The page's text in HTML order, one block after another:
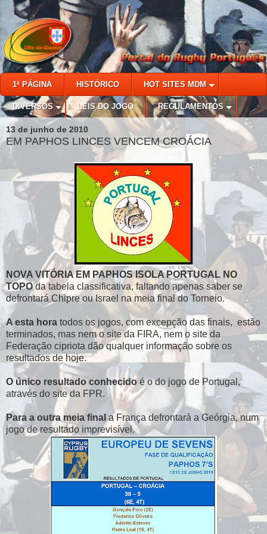
1ª PÁGINA HISTÓRICO HOT SITES MDM
DIVERSOS LEIS DO JOGO REGULAMENTOS
13 de junho de 2010
EM PAPHOS LINCES VENCEM CROÁCIA
NOVA VITÓRIA EM PAPHOS ISOLA PORTUGAL NO
TOPOda tabela classificativa, faltando apenas saber se
defrontará Chipre ou Israel na meia final do Torneio.
A esta hora todos os jogos, com excepção das finais, estão
terminados, mas nem o site da FIRA, nem o site da
Federação cipriota dão qualquer informação sobre os
resultados de hoje.
O único resultado conhecido é o do jogo de Portugal,
através do site da FPR.
Para a outra meia final a França defrontará a Geórgia, num
jogo de resultado imprevisível.